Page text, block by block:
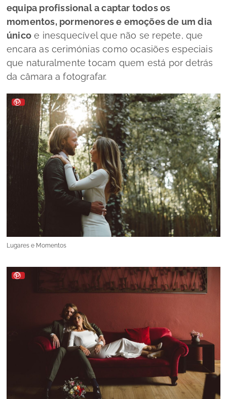
equipa profissional a captar todos os
momentos, pormenores e emoções de um dia
único e inesquecível que não se repete, que
encara as cerimónias como ocasiões especiais
que naturalmente tocam quem está por detrás
da câmara a fotografar.
Lugares e Momentos